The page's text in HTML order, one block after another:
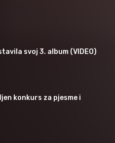
svoj 3. album (VIDEO)
konkurs za pjesme i